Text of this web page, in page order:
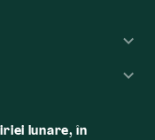
lunare, în